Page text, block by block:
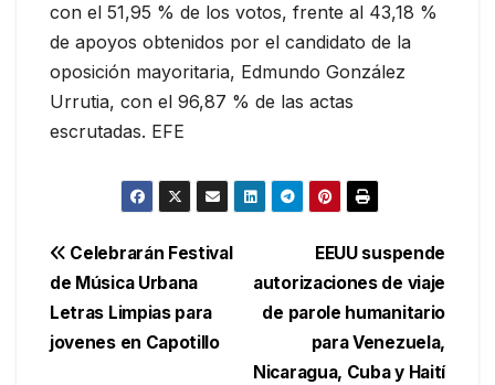
con el 51,95 % de los votos, frente al 43,18 %
de apoyos obtenidos por el candidato de la
oposición mayoritaria, Edmundo González
Urrutia, con el 96,87 % de las actas
escrutadas. EFE
Navegación
de
entradas
EEUU suspende
autorizaciones de viaje
de parole humanitario
para Venezuela,
Nicaragua, Cuba y Haití
Celebrarán Festival
de Música Urbana
Letras Limpias para
jovenes en Capotillo